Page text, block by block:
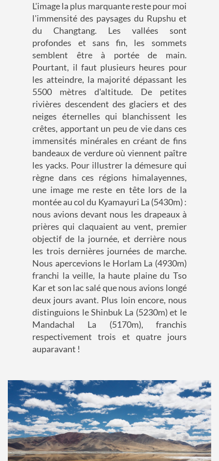
L'image la plus marquante reste pour moi
l'immensité des paysages du Rupshu et
du Changtang. Les vallées sont
profondes et sans fin, les sommets
semblent être à portée de main.
Pourtant, il faut plusieurs heures pour
les atteindre, la majorité dépassant les
5500 mètres d'altitude. De petites
rivières descendent des glaciers et des
neiges éternelles qui blanchissent les
crêtes, apportant un peu de vie dans ces
immensités minérales en créant de fins
bandeaux de verdure où viennent paître
les yacks. Pour illustrer la démesure qui
règne dans ces régions himalayennes,
une image me reste en tête lors de la
montée au col du Kyamayuri La (5430m) :
nous avions devant nous les drapeaux à
prières qui claquaient au vent, premier
objectif de la journée, et derrière nous
les trois dernières journées de marche.
Nous apercevions le Horlam La (4930m)
franchi la veille, la haute plaine du Tso
Kar et son lac salé que nous avions longé
deux jours avant. Plus loin encore, nous
distinguions le Shinbuk La (5230m) et le
Mandachal La (5170m), franchis
respectivement trois et quatre jours
auparavant !